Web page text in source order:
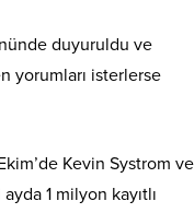
duyuruldu ve
yorumları isterlerse
Kevin Systrom ve
1 milyon kayıtlı